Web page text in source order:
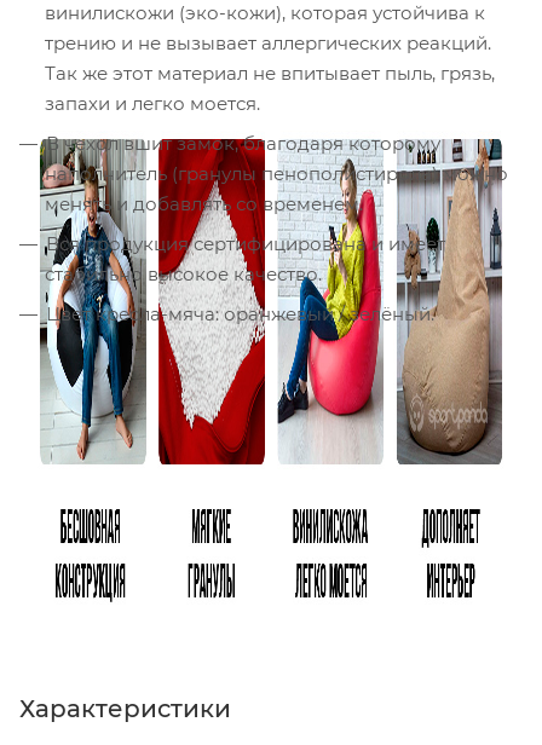
винилискожи (эко-кожи), которая устойчива к
трению и не вызывает аллергических реакций.
Так же этот материал не впитывает пыль, грязь,
запахи и легко моется.
В чехол вшит замок, благодаря которому
наполнитель (гранулы пенополистирола) можно
менять и добавлять со временем.
Вся продукция сертифицирована и имеет
стабильно высокое качество.
Цвет кресла-мяча: оранжевый / зелёный.
Характеристики